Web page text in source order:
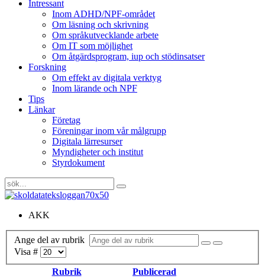
Intressant
Inom ADHD/NPF-området
Om läsning och skrivning
Om språkutvecklande arbete
Om IT som möjlighet
Om åtgärdsprogram, iup och stödinsatser
Forskning
Om effekt av digitala verktyg
Inom lärande och NPF
Tips
Länkar
Företag
Föreningar inom vår målgrupp
Digitala lärresurser
Myndigheter och institut
Styrdokument
AKK
Ange del av rubrik
Visa #
Rubrik
Publicerad